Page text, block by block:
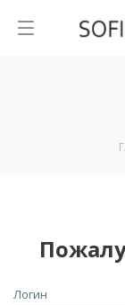
Логин